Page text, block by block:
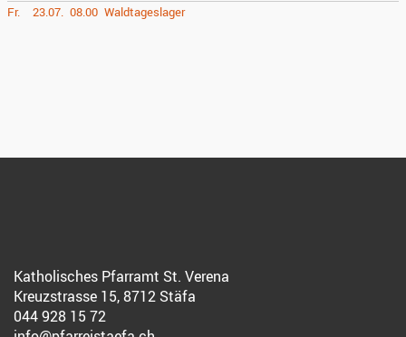
Fr.
23.07. 08.00 Waldtageslager
Katholisches Pfarramt St. Verena
Kreuzstrasse 15, 8712 Stäfa
044 928 15 72